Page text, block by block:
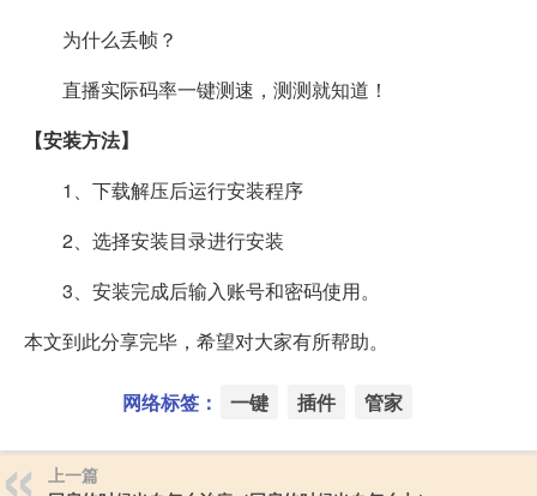
为什么丢帧？
直播实际码率一键测速，测测就知道！
【安装方法】
1、下载解压后运行安装程序
2、选择安装目录进行安装
3、安装完成后输入账号和密码使用。
本文到此分享完毕，希望对大家有所帮助。
网络标签： 一键 插件 管家
上一篇